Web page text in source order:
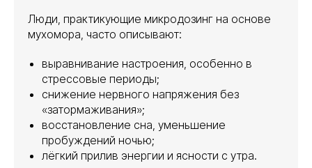
Люди, практикующие микродозинг на основе
мухомора, часто описывают:
выравнивание настроения, особенно в
стрессовые периоды;
снижение нервного напряжения без
«затормаживания»;
восстановление сна, уменьшение
пробуждений ночью;
лёгкий прилив энергии и ясности с утра.